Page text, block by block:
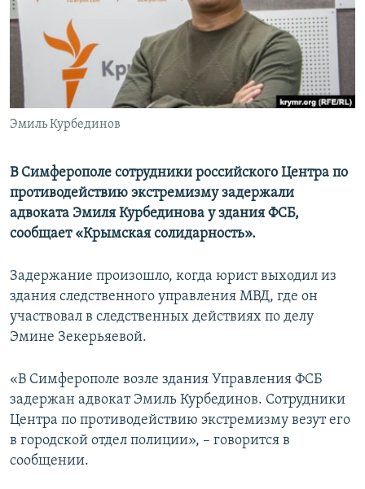
КРЫМ.НЕПОКОРЕННЫЙ
УКРАИНСКАЯ ПРОБЛЕМА КРЫМА
Все сайты RFE/RL
Эмиль Курбединов
В Симферополе сотрудники российского Центра по
противодействию экстремизму задержали
адвоката Эмиля Курбединова у здания ФСБ,
сообщает «Крымская солидарность».
Задержание произошло, когда юрист выходил из
здания следственного управления МВД, где он
участвовал в следственных действиях по делу
Эмине Зекерьяевой.
«В Симферополе возле здания Управления ФСБ
задержан адвокат Эмиль Курбединов. Сотрудники
Центра по противодействию экстремизму везут его
в городской отдел полиции», – говорится в
сообщении.